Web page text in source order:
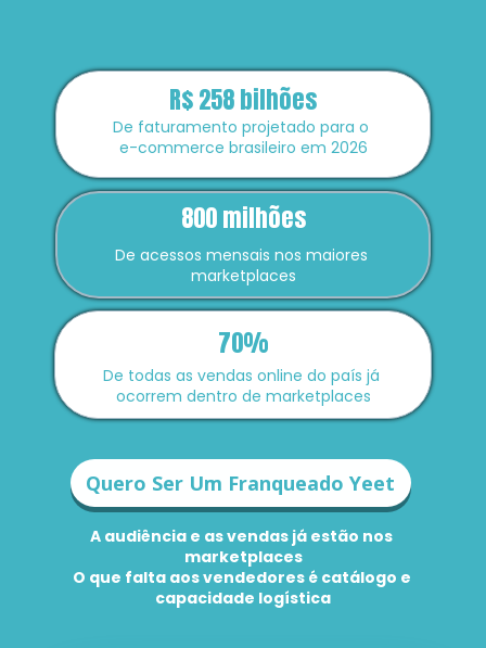
R$ 258 bilhões
800 milhões
70%
De faturamento projetado para o
e-commerce brasileiro em 2026
De todas as vendas online do país já
ocorrem dentro de marketplaces
De acessos mensais nos maiores
marketplaces
A audiência e as vendas já estão nos
marketplaces
O que falta aos vendedores é catálogo e
capacidade logística
Quero Ser Um Franqueado Yeet